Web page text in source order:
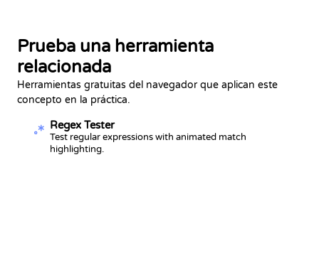
Prueba una herramienta
relacionada
Herramientas gratuitas del navegador que aplican este
concepto en la práctica.
Regex Tester
Test regular expressions with animated match
highlighting.